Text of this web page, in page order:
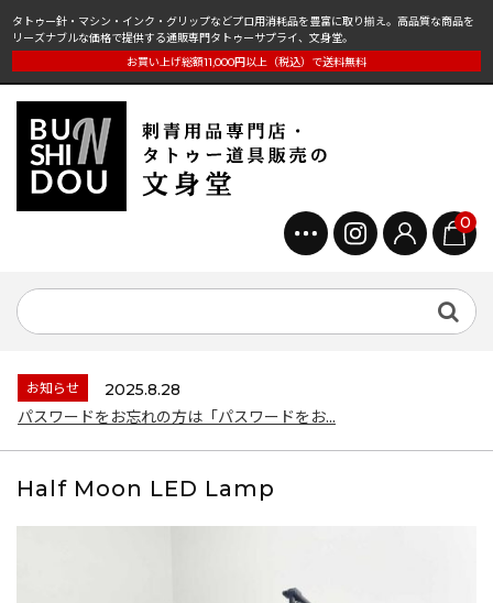
タトゥー針・マシン・インク・グリップなどプロ用消耗品を豊富に取り揃え。高品質な商品を
リーズナブルな価格で提供する通販専門タトゥーサプライ、文身堂。
お買い上げ総額11,000円以上（税込）で送料無料
0
お知らせ
2025.8.28
パスワードをお忘れの方は「パスワードをお...
Half Moon LED Lamp